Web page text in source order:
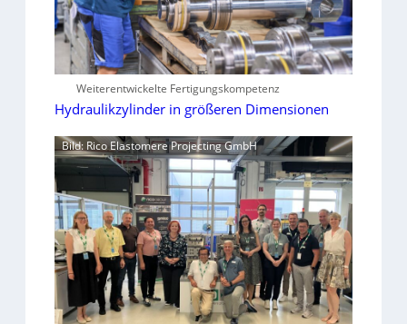
Weiterentwickelte Fertigungskompetenz
Hydraulikzylinder in größeren Dimensionen
Bild: Rico Elastomere Projecting GmbH